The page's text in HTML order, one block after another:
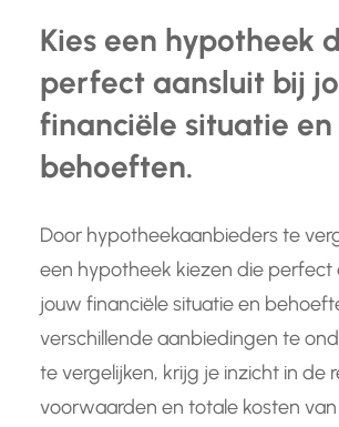
Kies een hypotheek
perfect aansluit bij
financiële situatie en
behoeften.
Door hypotheekaanbieders te
een hypotheek kiezen die perfect
jouw financiële situatie en
verschillende aanbiedingen te
te vergelijken, krijg je inzicht in de
voorwaarden en totale kosten van